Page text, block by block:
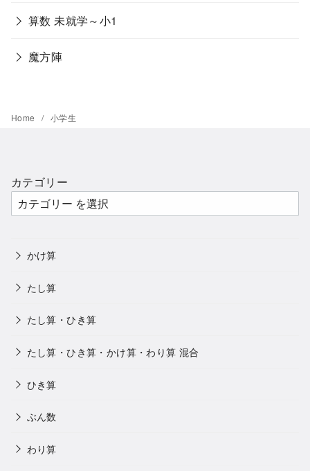
算数 未就学～小1
魔方陣
Home 小学生
カテゴリー
かけ算
たし算
たし算・ひき算
たし算・ひき算・かけ算・わり算 混合
ひき算
ぶん数
わり算